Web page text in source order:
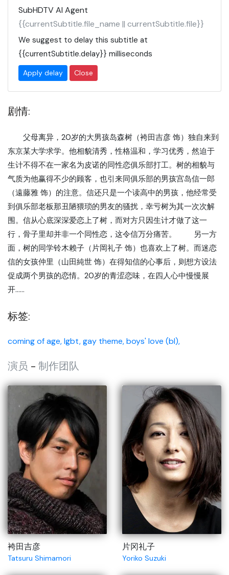
SubHDTV AI Agent
{{currentSubtitle.file_name || currentSubtitle.file}}
We suggest to delay this subtitle at
{{currentSubtitle.delay}} milliseconds
Apply delay Close
剧情:
父母离异，20岁的大男孩岛森树（袴田吉彦 饰）独自来到
东京某大学求学。他相貌清秀，性格温和，学习优秀，然迫于
生计不得不在一家名为皮诺的同性恋俱乐部打工。树的相貌与
气质为他赢得不少的顾客，也引来同俱乐部的男孩宫岛信一郎
（遠藤雅 饰）的注意。信还只是一个读高中的男孩，他经常受
到俱乐部老板那丑陋猥琐的男友的骚扰，幸亏树为其一次次解
围。信从心底深深爱恋上了树，而对方只因生计才做了这一
行，骨子里却并非一个同性恋，这令信万分痛苦。 另一方
面，树的同学铃木赖子（片岡礼子 饰）也喜欢上了树。而迷恋
信的女孩仲里（山田純世 饰）在得知信的心事后，则想方设法
促成两个男孩的恋情。20岁的青涩恋味，在四人心中慢慢展
开……
标签:
coming of age,lgbt,gay theme,boys' love (bl),
演员 - 制作团队
袴田吉彦
Tatsuru Shimamori
片冈礼子
Yoriko Suzuki